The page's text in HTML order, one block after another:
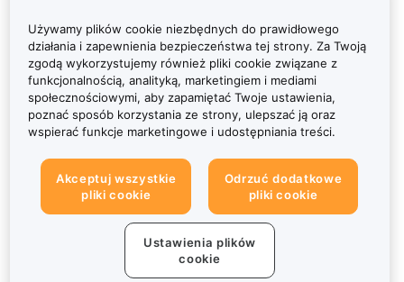
Używamy plików cookie niezbędnych do prawidłowego
działania i zapewnienia bezpieczeństwa tej strony. Za Twoją
zgodą wykorzystujemy również pliki cookie związane z
funkcjonalnością, analityką, marketingiem i mediami
społecznościowymi, aby zapamiętać Twoje ustawienia,
poznać sposób korzystania ze strony, ulepszać ją oraz
wspierać funkcje marketingowe i udostępniania treści.
Akceptuj wszystkie
pliki cookie
Odrzuć dodatkowe
pliki cookie
Ustawienia plików
cookie